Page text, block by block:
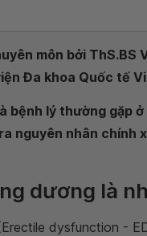
môn bởi ThS.BS
Đa khoa Quốc tế
bệnh lý thường gặp
nguyên nhân
dương là
dysfunction -